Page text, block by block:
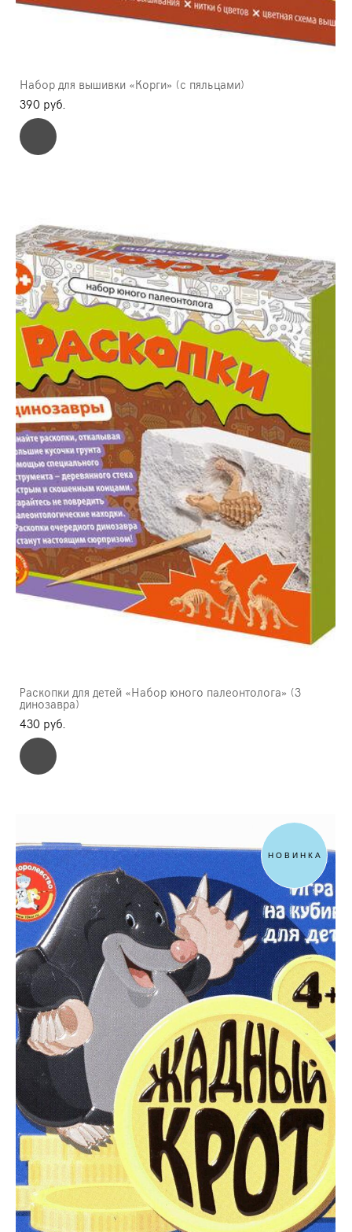
Набор для вышивки «Корги» (с пяльцами)
390 pуб.
Раскопки для детей «Набор юного палеонтолога» (3
динозавра)
430 pуб.
НОВИНКА